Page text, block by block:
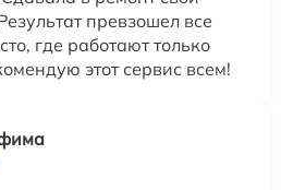
превзошел все
где работают только
этот сервис всем!